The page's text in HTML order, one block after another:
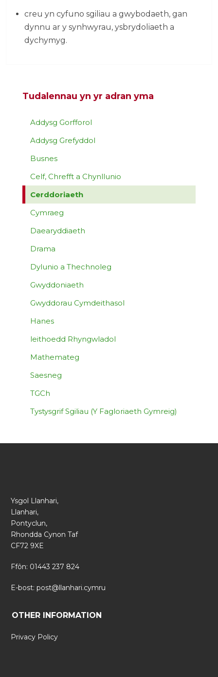
creu yn cyfuno sgiliau a gwybodaeth, gan
dynnu ar y synhwyrau, ysbrydoliaeth a
dychymyg.
Tudalennau yn yr adran yma
Addysg Gorfforol
Addysg Grefyddol
Busnes
Celf, Chrefft a Chynllunio
Cerddoriaeth
Cymraeg
Daearyddiaeth
Drama
Dylunio a Thechnoleg
Gwyddoniaeth
Gwyddorau Cymdeithasol
Hanes
leithoedd Rhyngwladol
Mathemateg
Saesneg
TGCh
Tystysgrif Sgiliau (Y Fagloriaeth Gymreig)
Ysgol Llanhari,
Llanhari,
Pontyclun,
Rhondda Cynon Taf
CF72 9XE
Ffôn: 01443 237 824
E-bost:post@llanhari.cymru
OTHER INFORMATION
Privacy Policy